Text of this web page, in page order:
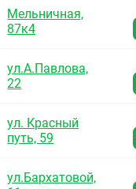
Мельничная,
87к4
ул.А.Павлова,
22
ул. Красный
путь, 59
ул.Бархатовой,